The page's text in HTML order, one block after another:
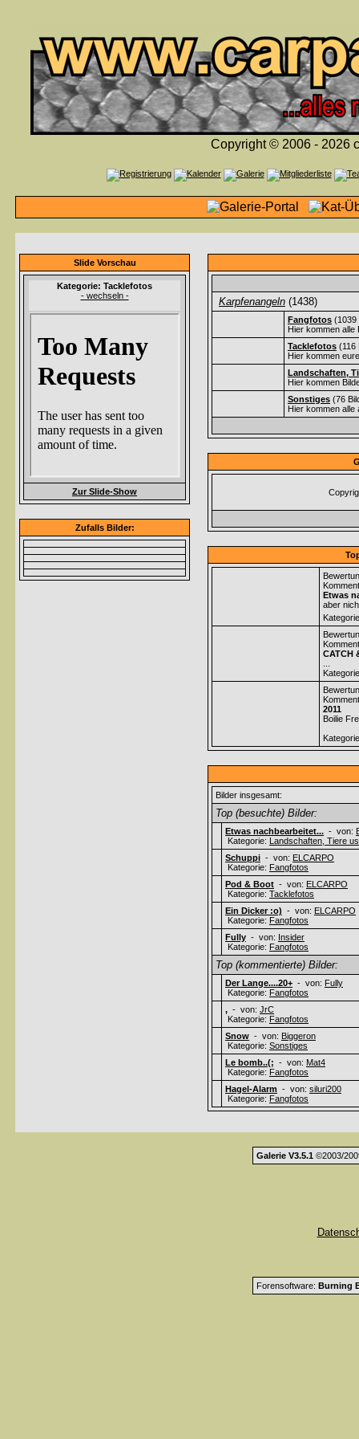
Copyright © 2006 - 2026
Slide Vorschau
Kategorie: Tacklefotos
- wechseln -
Zur Slide-Show
Zufalls Bilder:
Karpfenangeln (1438)
Fangfotos
Hier kommen
Tacklefotos
Hier kommen
Landschaften,
Hier kommen
Sonstiges (76
Hier kommen alle
Etwas
aber
CATCH
2011
Boilie
Bilder insgesamt:
Top (besuchte) Bilder:
Etwas nachbearbeitet... - von:
Kategorie: Landschaften, Tiere
Schuppi - von: ELCARPO
Kategorie: Fangfotos
Pod & Boot - von: ELCARPO
Kategorie: Tacklefotos
Ein Dicker :o) - von: ELCARPO
Kategorie: Fangfotos
Fully - von: Insider
Kategorie: Fangfotos
Top (kommentierte) Bilder:
Der Lange....20+ - von: Fully
Kategorie: Fangfotos
, - von: JrC
Kategorie: Fangfotos
Snow - von: Biggeron
Kategorie: Sonstiges
Le bomb..(; - von: Mat4
Kategorie: Fangfotos
Hagel-Alarm - von: siluri200
Kategorie: Fangfotos
Galerie V3.5.1 ©2003/
Forensoftware: Burning